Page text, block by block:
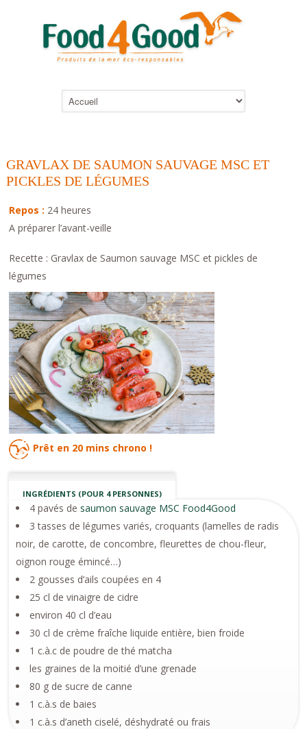
GRAVLAX DE SAUMON SAUVAGE MSC ET
PICKLES DE LÉGUMES
Repos : 24 heures
A préparer l’avant-veille
Recette : Gravlax de Saumon sauvage MSC et pickles de
légumes
Prêt en 20 mins chrono !
INGRÉDIENTS (POUR 4 PERSONNES)
4 pavés desaumon sauvage MSC Food4Good
3 tasses de légumes variés, croquants (lamelles de radis
noir, de carotte, de concombre, fleurettes de chou-fleur,
oignon rouge émincé…)
2 gousses d’ails coupées en 4
25 cl de vinaigre de cidre
environ 40 cl d’eau
30 cl de crème fraîche liquide entière, bien froide
1 c.à.c de poudre de thé matcha
les graines de la moitié d’une grenade
80 g de sucre de canne
1 c.à.s de baies
1 c.à.s d’aneth ciselé, déshydraté ou frais